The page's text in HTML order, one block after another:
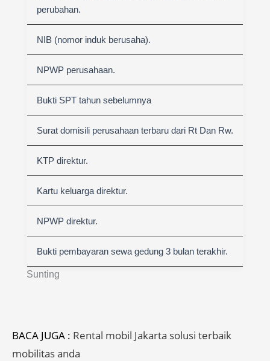
Sunting
perubahan.
NIB (nomor induk berusaha).
NPWP perusahaan.
Bukti SPT tahun sebelumnya
Surat domisili perusahaan terbaru dari Rt Dan Rw.
KTP direktur.
Kartu keluarga direktur.
NPWP direktur.
Bukti pembayaran sewa gedung 3 bulan terakhir.
BACA JUGA : Rental mobil Jakarta solusi terbaik
mobilitas anda